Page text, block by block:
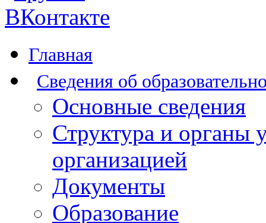
Главная
Сведения об
Основные сведения
Структура и органы
организацией
Документы
Образование